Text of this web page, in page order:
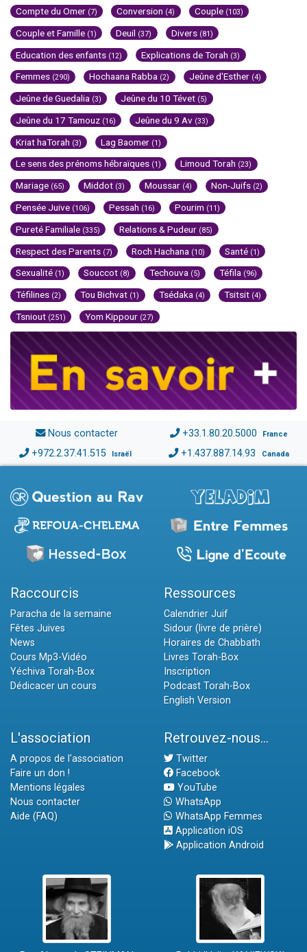
Compte du Omer (7) Conversion (4) Couple (103)
Couple et Famille (1) Deuil (37) Divers (81)
Education des enfants (12) Explications de Torah (3)
Femmes (290) Hochaana Rabba (2) Jeûne d'Esther (4)
Jeûne de Guedalia (3) Jeûne du 10 Tévet (5)
Jeûne du 17 Tamouz (16) Jeûne du 9 Av (33)
Kriat haTorah (3) Lag Baomer (1)
Le sens des prénoms hébraïques (1) Limoud Torah (23)
Mariage (65) Middot (3) Moussar (4) Non-Juifs (2)
Pensée Juive (106) Pessah (16) Pourim (11)
Pureté Familiale (335) Relations & Pudeur (85)
Respect des Parents (7) Roch Hachana (10) Santé (1)
Sexualité (1) Souccot (8) Techouva (5) Téfila (96)
Téfilines (2) Tou Bichvat (1) Tsédaka (4) Tsitsit (4)
Tsniout (251) Yom Kippour (27)
Nous contacter +33.1.80.20.5000 France
+972.2.37.41.515 Israël +1.437.887.14.93 Canada
Raccourcis
Paracha de la semaine
Fêtes Juives
News
Cours Mp3-Vidéo
Yéchiva Torah-Box
Dédicacer un cours
Ressources
Calendrier Juif
Sidour (livre de prière)
Horaires de Chabbath
Livres Torah-Box
Inscription
Podcast Torah-Box
English Version
L'association
A propos de l'association
Faire un don !
Mentions légales
Nous contacter
Aide (FAQ)
Retrouvez-nous...
Twitter
Facebook
YouTube
WhatsApp
WhatsApp Femmes
Application iOS
Application Android